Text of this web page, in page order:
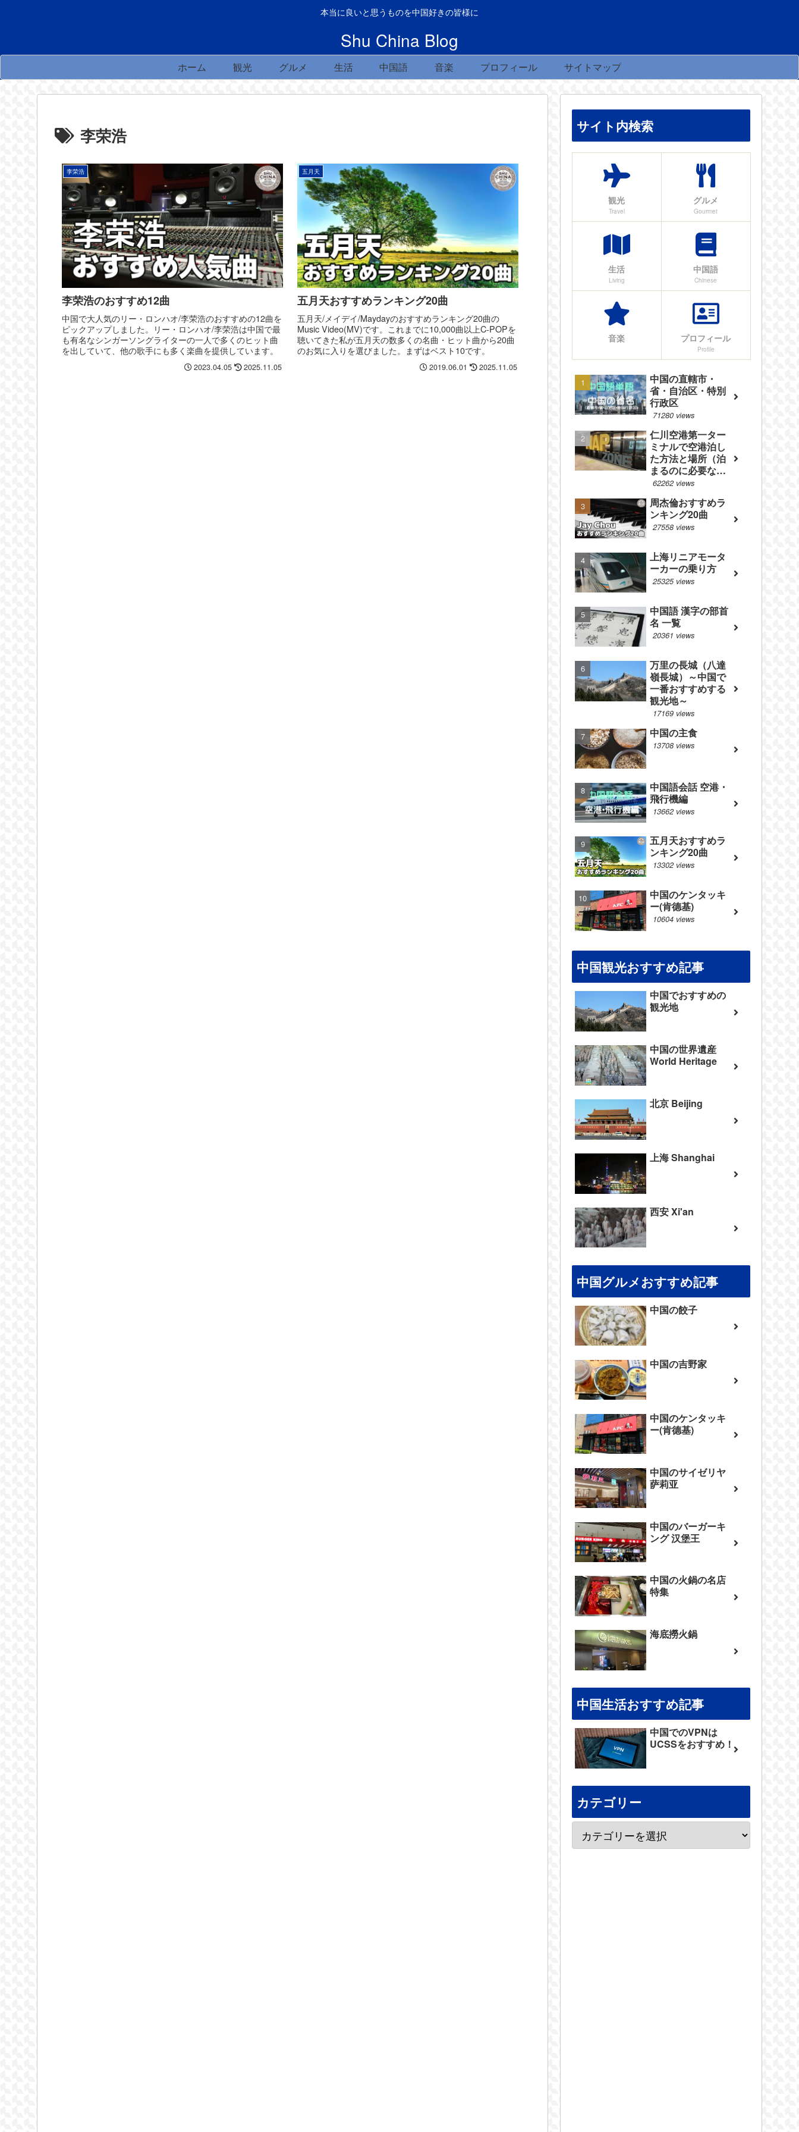
本当に良いと思うものを中国好きの皆様に
Shu China Blog
ホーム 観光 グルメ 生活 中国語 音楽 プロフィール サイトマップ
李荣浩
李荣浩
李荣浩のおすすめ12曲
中国で大人気のリー・ロンハオ/李荣浩のおすすめの12曲を
ピックアップしました。リー・ロンハオ/李荣浩は中国で最
も有名なシンガーソングライターの一人で多くのヒット曲
を出していて、他の歌手にも多く楽曲を提供しています。
2023.04.05 2025.11.05
五月天
五月天おすすめランキング20曲
五月天/メイデイ/Maydayのおすすめランキング20曲の
Music Video(MV)です。これまでに10,000曲以上C-POPを
聴いてきた私が五月天の数多くの名曲・ヒット曲から20曲
のお気に入りを選びました。まずはベスト10です。
2019.06.01 2025.11.05
サイト内検索
観光
Travel
グルメ
Gourmet
生活
Living
中国語
Chinese
音楽 プロフィール
Profile
中国の直轄市・
省・自治区・特別
行政区
71280 views
仁川空港第一ター
ミナルで空港泊し
た方法と場所（泊
まるのに必要なも
のやフロアマップ
62262 views
周杰倫おすすめラ
ンキング20曲
27558 views
上海リニアモータ
ーカーの乗り方
25325 views
中国語 漢字の部首
名 一覧
20361 views
万里の長城（八達
嶺長城）～中国で
一番おすすめする
観光地～
17169 views
中国の主食
13708 views
中国語会話 空港・
飛行機編
13662 views
五月天おすすめラ
ンキング20曲
13302 views
中国のケンタッキ
ー(肯德基)
10604 views
中国観光おすすめ記事
中国でおすすめの
観光地
中国の世界遺産
World Heritage
北京 Beijing
上海 Shanghai
西安 Xi'an
中国グルメおすすめ記事
中国の餃子
中国の吉野家
中国のケンタッキ
ー(肯德基)
中国のサイゼリヤ
萨莉亚
中国のバーガーキ
ング 汉堡王
中国の火鍋の名店
特集
海底撈火鍋
中国生活おすすめ記事
中国でのVPNは
UCSSをおすすめ！
カテゴリー